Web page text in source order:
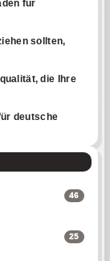
für
sollten,
die Ihre
deutsche
46
25